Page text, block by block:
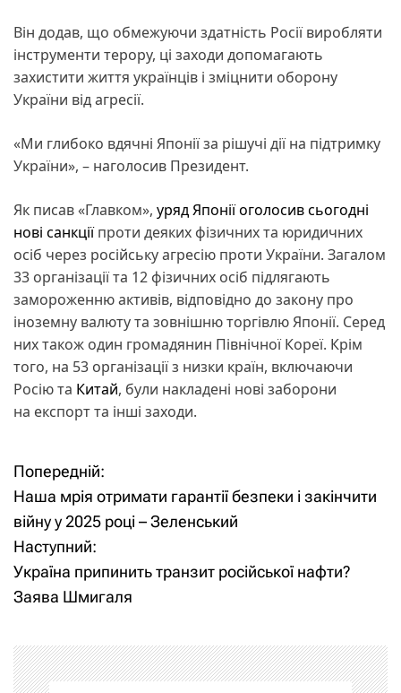
Він додав, що обмежуючи здатність Росії виробляти
інструменти терору, ці заходи допомагають
захистити життя українців і зміцнити оборону
України від агресії.
«Ми глибоко вдячні Японії за рішучі дії на підтримку
України», – наголосив Президент.
Як писав «Главком», уряд Японії оголосив сьогодні
нові санкціїпроти деяких фізичних та юридичних
осіб через російську агресію проти України. Загалом
33 організації та 12 фізичних осіб підлягають
замороженню активів, відповідно до закону про
іноземну валюту та зовнішню торгівлю Японії. Серед
них також один громадянин Північної Кореї. Крім
того, на 53 організації з низки країн, включаючи
Росію та Китай, були накладені нові заборони
на експорт та інші заходи.
Н
а
в
і
а
Попередній:
Наша мрія отримати гарантії безпеки і закінчити
війну у 2025 році – Зеленський
Наступний:
Україна припинить транзит російської нафти?
Заява Шмигаля